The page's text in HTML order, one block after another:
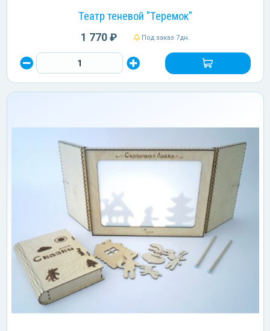
Театр теневой "Теремок"
1 770 ₽ Под заказ 7дн.